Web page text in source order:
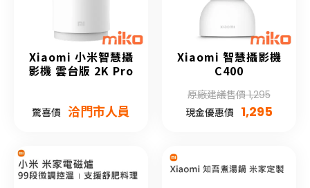
Xiaomi 小米智慧攝
影機 雲台版 2K Pro
驚喜價 洽門市人員
Xiaomi 智慧攝影機
C400
原廠建議售價 1,295
現金優惠價 1,295